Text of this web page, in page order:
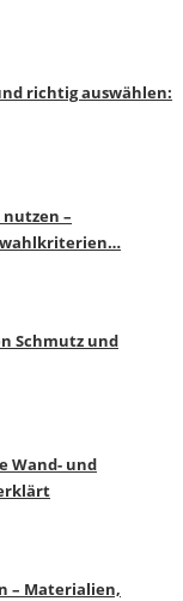
richtig auswählen:
–
Schmutz und
Wand- und
– Materialien,